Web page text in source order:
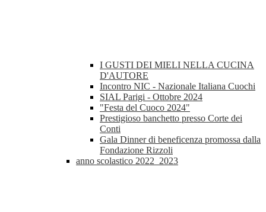
I GUSTI DEI MIELI NELLA CUCINA
D'AUTORE
Incontro NIC - Nazionale Italiana Cuochi
SIAL Parigi - Ottobre 2024
"Festa del Cuoco 2024"
Prestigioso banchetto presso Corte dei
Conti
Gala Dinner di beneficenza promossa dalla
Fondazione Rizzoli
anno scolastico 2022_2023